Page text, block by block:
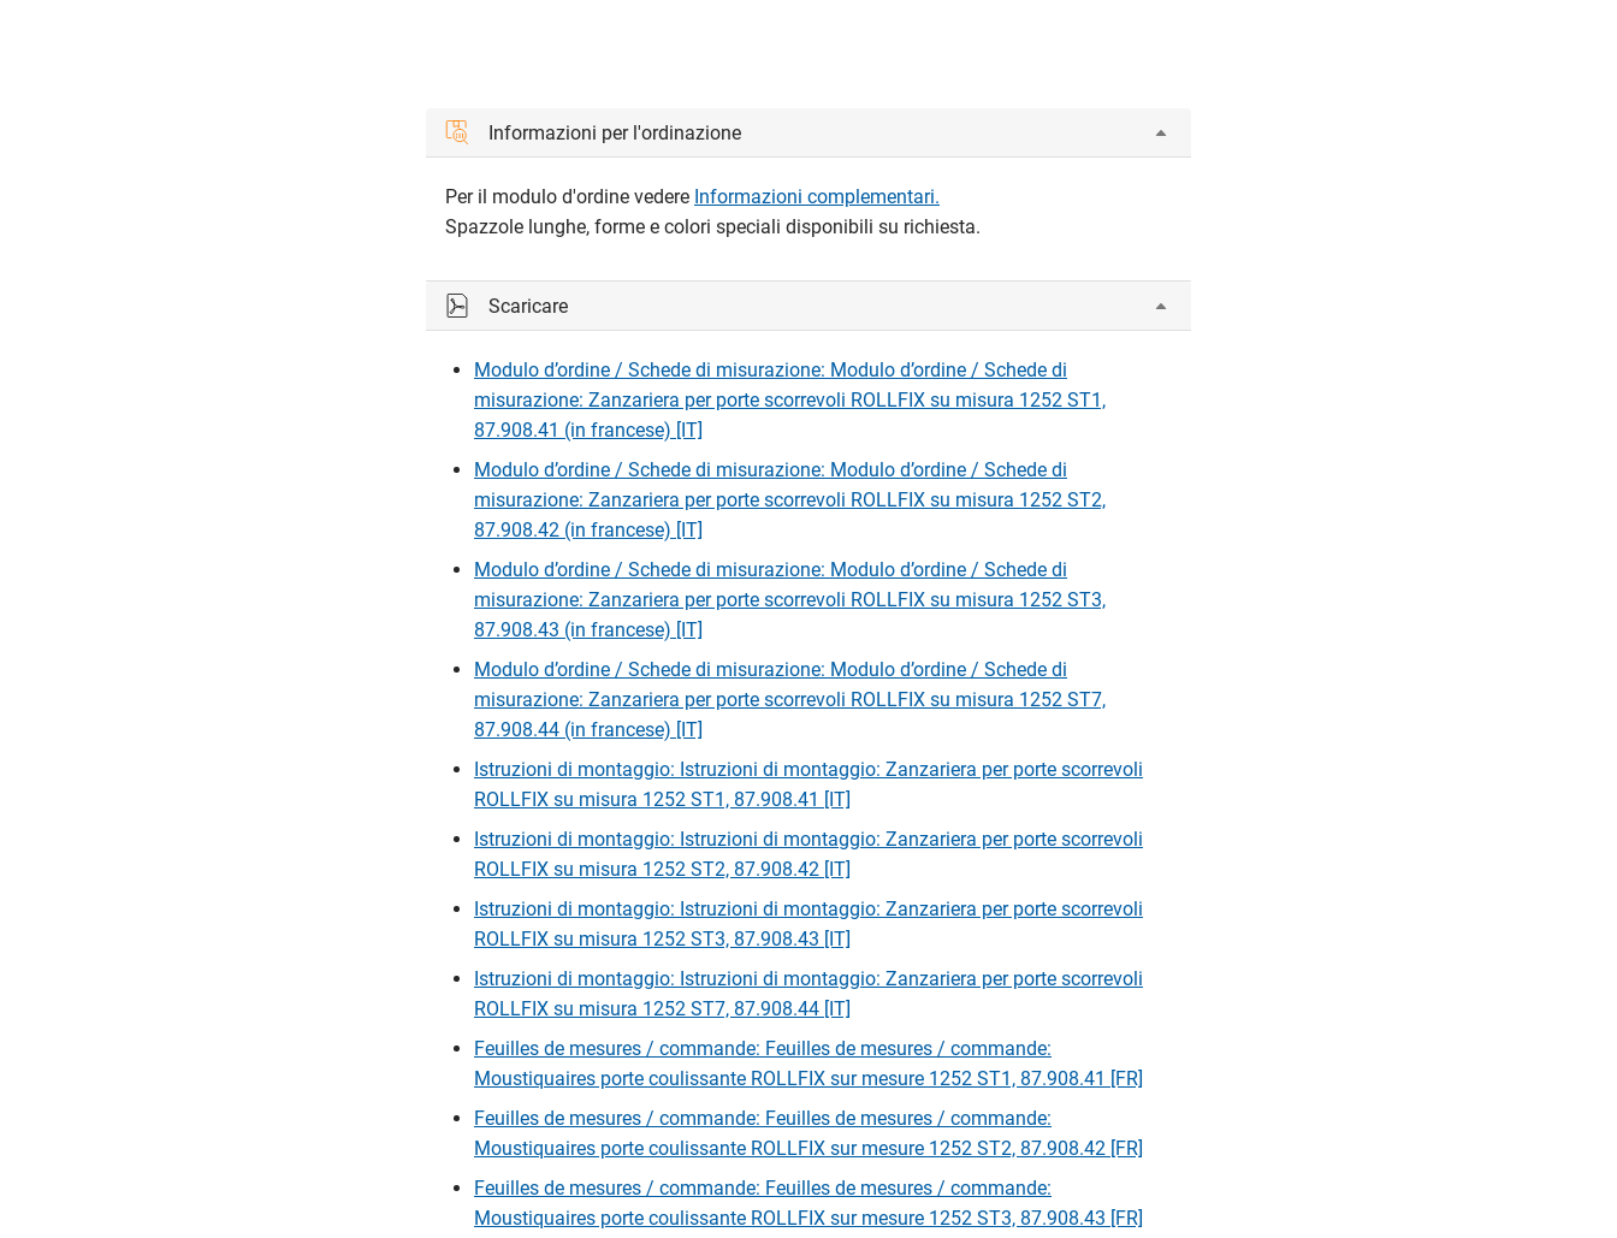
Informazioni per l'ordinazione
Per il modulo d'ordine vedere Informazioni complementari.
Spazzole lunghe, forme e colori speciali disponibili su richiesta.
Scaricare
Modulo d’ordine / Schede di misurazione: Modulo d’ordine / Schede di
misurazione: Zanzariera per porte scorrevoli ROLLFIX su misura 1252 ST1,
87.908.41 (in francese) [IT]
Modulo d’ordine / Schede di misurazione: Modulo d’ordine / Schede di
misurazione: Zanzariera per porte scorrevoli ROLLFIX su misura 1252 ST2,
87.908.42 (in francese) [IT]
Modulo d’ordine / Schede di misurazione: Modulo d’ordine / Schede di
misurazione: Zanzariera per porte scorrevoli ROLLFIX su misura 1252 ST3,
87.908.43 (in francese) [IT]
Modulo d’ordine / Schede di misurazione: Modulo d’ordine / Schede di
misurazione: Zanzariera per porte scorrevoli ROLLFIX su misura 1252 ST7,
87.908.44 (in francese) [IT]
Istruzioni di montaggio: Istruzioni di montaggio: Zanzariera per porte scorrevoli
ROLLFIX su misura 1252 ST1, 87.908.41 [IT]
Istruzioni di montaggio: Istruzioni di montaggio: Zanzariera per porte scorrevoli
ROLLFIX su misura 1252 ST2, 87.908.42 [IT]
Istruzioni di montaggio: Istruzioni di montaggio: Zanzariera per porte scorrevoli
ROLLFIX su misura 1252 ST3, 87.908.43 [IT]
Istruzioni di montaggio: Istruzioni di montaggio: Zanzariera per porte scorrevoli
ROLLFIX su misura 1252 ST7, 87.908.44 [IT]
Feuilles de mesures / commande: Feuilles de mesures / commande:
Moustiquaires porte coulissante ROLLFIX sur mesure 1252 ST1, 87.908.41 [FR]
Feuilles de mesures / commande: Feuilles de mesures / commande:
Moustiquaires porte coulissante ROLLFIX sur mesure 1252 ST2, 87.908.42 [FR]
Feuilles de mesures / commande: Feuilles de mesures / commande:
Moustiquaires porte coulissante ROLLFIX sur mesure 1252 ST3, 87.908.43 [FR]